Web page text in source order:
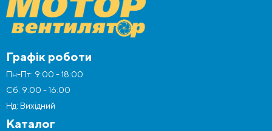
Графік роботи
Пн-Пт: 9:00 - 18:00
Сб: 9:00 - 16:00
Нд: Вихідний
Каталог